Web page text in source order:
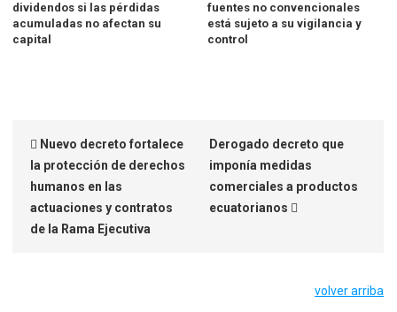
dividendos si las pérdidas
acumuladas no afectan su
capital
fuentes no convencionales
está sujeto a su vigilancia y
control
Nuevo decreto fortalece
la protección de derechos
humanos en las
actuaciones y contratos
de la Rama Ejecutiva
Derogado decreto que
imponía medidas
comerciales a productos
ecuatorianos
volver arriba